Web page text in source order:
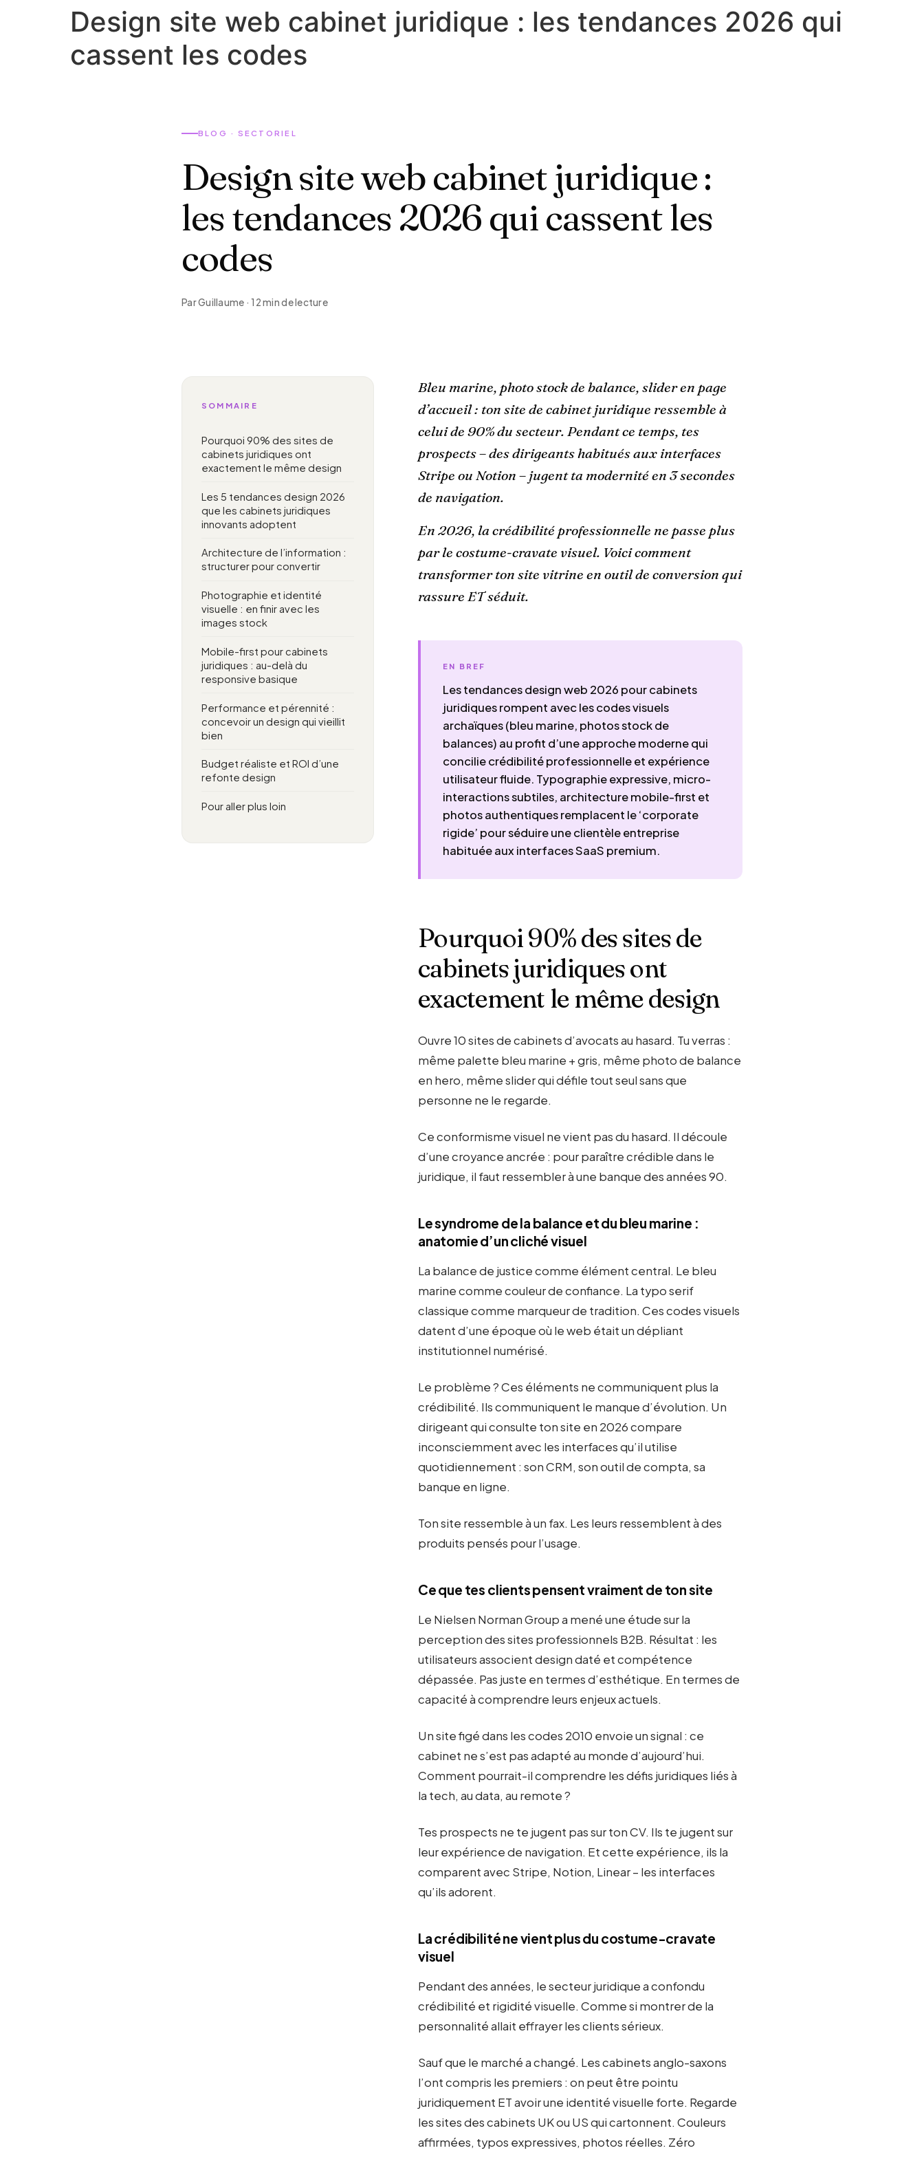
Design site web cabinet juridique : les tendances 2026 qui
cassent les codes
BLOG · SECTORIEL
Design site web cabinet juridique :
les tendances 2026 qui cassent les
codes
Par Guillaume · 12 min de lecture
SOMMAIRE
Pourquoi 90% des sites de
cabinets juridiques ont
exactement le même design
Les 5 tendances design 2026
que les cabinets juridiques
innovants adoptent
Architecture de l’information :
structurer pour convertir
Photographie et identité
visuelle : en finir avec les
images stock
Mobile-first pour cabinets
juridiques : au-delà du
responsive basique
Performance et pérennité :
concevoir un design qui vieillit
bien
Budget réaliste et ROI d’une
refonte design
Pour aller plus loin
Bleu marine, photo stock de balance, slider en page
d’accueil : ton site de cabinet juridique ressemble à
celui de 90% du secteur. Pendant ce temps, tes
prospects – des dirigeants habitués aux interfaces
Stripe ou Notion – jugent ta modernité en 3 secondes
de navigation.
En 2026, la crédibilité professionnelle ne passe plus
par le costume-cravate visuel. Voici comment
transformer ton site vitrine en outil de conversion qui
rassure ET séduit.
EN BREF
Les tendances design web 2026 pour cabinets
juridiques rompent avec les codes visuels
archaïques (bleu marine, photos stock de
balances) au profit d’une approche moderne qui
concilie crédibilité professionnelle et expérience
utilisateur fluide. Typographie expressive, micro-
interactions subtiles, architecture mobile-first et
photos authentiques remplacent le ‘corporate
rigide’ pour séduire une clientèle entreprise
habituée aux interfaces SaaS premium.
Pourquoi 90% des sites de
cabinets juridiques ont
exactement le même design
Ouvre 10 sites de cabinets d’avocats au hasard. Tu verras :
même palette bleu marine + gris, même photo de balance
en hero, même slider qui défile tout seul sans que
personne ne le regarde.
Ce conformisme visuel ne vient pas du hasard. Il découle
d’une croyance ancrée : pour paraître crédible dans le
juridique, il faut ressembler à une banque des années 90.
Le syndrome de la balance et du bleu marine :
anatomie d’un cliché visuel
La balance de justice comme élément central. Le bleu
marine comme couleur de confiance. La typo serif
classique comme marqueur de tradition. Ces codes visuels
datent d’une époque où le web était un dépliant
institutionnel numérisé.
Le problème ? Ces éléments ne communiquent plus la
crédibilité. Ils communiquent le manque d’évolution. Un
dirigeant qui consulte ton site en 2026 compare
inconsciemment avec les interfaces qu’il utilise
quotidiennement : son CRM, son outil de compta, sa
banque en ligne.
Ton site ressemble à un fax. Les leurs ressemblent à des
produits pensés pour l’usage.
Ce que tes clients pensent vraiment de ton site
Le Nielsen Norman Group a mené une étude sur la
perception des sites professionnels B2B. Résultat : les
utilisateurs associent design daté et compétence
dépassée. Pas juste en termes d’esthétique. En termes de
capacité à comprendre leurs enjeux actuels.
Un site figé dans les codes 2010 envoie un signal : ce
cabinet ne s’est pas adapté au monde d’aujourd’hui.
Comment pourrait-il comprendre les défis juridiques liés à
la tech, au data, au remote ?
Tes prospects ne te jugent pas sur ton CV. Ils te jugent sur
leur expérience de navigation. Et cette expérience, ils la
comparent avec Stripe, Notion, Linear – les interfaces
qu’ils adorent.
La crédibilité ne vient plus du costume-cravate
visuel
Pendant des années, le secteur juridique a confondu
crédibilité et rigidité visuelle. Comme si montrer de la
personnalité allait effrayer les clients sérieux.
Sauf que le marché a changé. Les cabinets anglo-saxons
l’ont compris les premiers : on peut être pointu
juridiquement ET avoir une identité visuelle forte. Regarde
les sites des cabinets UK ou US qui cartonnent. Couleurs
affirmées, typos expressives, photos réelles. Zéro